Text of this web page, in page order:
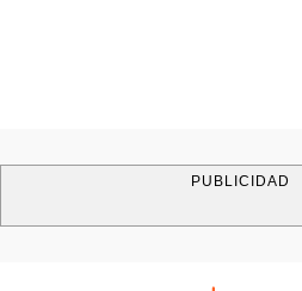
PUBLICIDAD